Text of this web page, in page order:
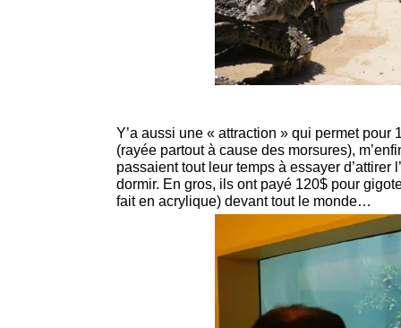
Y’a aussi une « attraction » qui permet
(rayée partout à cause des morsures),
passaient tout leur temps à essayer d’attirer
dormir. En gros, ils ont payé 120$ pour
fait en acrylique) devant tout le monde…